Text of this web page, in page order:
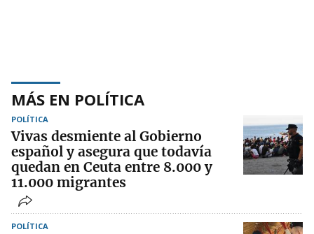
MÁS EN POLÍTICA
POLÍTICA
Vivas desmiente al Gobierno
español y asegura que todavía
quedan en Ceuta entre 8.000 y
11.000 migrantes
POLÍTICA